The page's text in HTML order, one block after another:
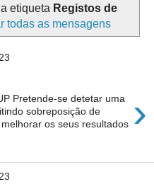
etiqueta Registos de
todas as mensagens
›
Pretende-se detetar uma
sobreposição de
os seus resultados